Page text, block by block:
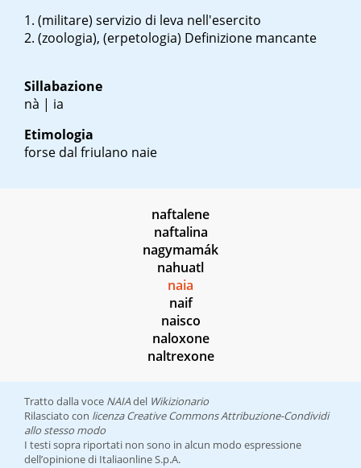
(militare) servizio di leva nell'esercito
(zoologia), (erpetologia) Definizione mancante
Sillabazione
nà | ia
Etimologia
forse dal friulano naie
naftalene
naftalina
nagymamák
nahuatl
naia
naif
naisco
naloxone
naltrexone
Tratto dalla voce NAIAdel Wikizionario
Rilasciato con licenza Creative Commons Attribuzione-Condividi
allo stesso modo
I testi sopra riportati non sono in alcun modo espressione
dell’opinione di Italiaonline S.p.A.